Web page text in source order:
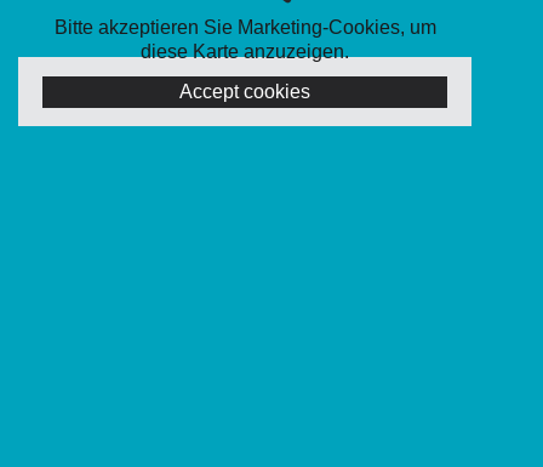
Bitte akzeptieren Sie Marketing-Cookies, um
diese Karte anzuzeigen.
Accept cookies